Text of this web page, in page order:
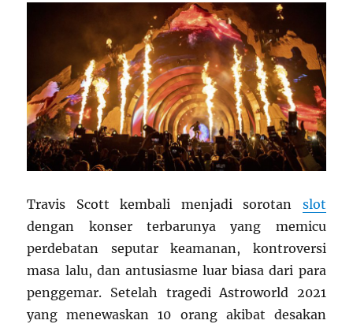
Travis Scott kembali menjadi sorotan slot
dengan konser terbarunya yang memicu
perdebatan seputar keamanan, kontroversi
masa lalu, dan antusiasme luar biasa dari para
penggemar. Setelah tragedi Astroworld 2021
yang menewaskan 10 orang akibat desakan